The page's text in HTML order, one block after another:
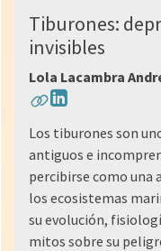
Tiburones:
invisibles
Lola Lacambra
Los tiburones son
antiguos e
percibirse como una
los ecosistemas
su evolución,
mitos sobre su